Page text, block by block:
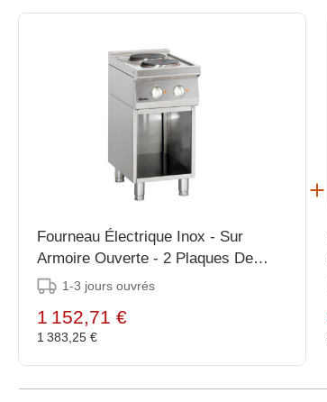
Fourneau Électrique Inox - Sur
Armoire Ouverte - 2 Plaques De
Ø220mm - 400x700x850-900(h)mm
1-3 jours ouvrés
1 152,71 €
1 383,25 €